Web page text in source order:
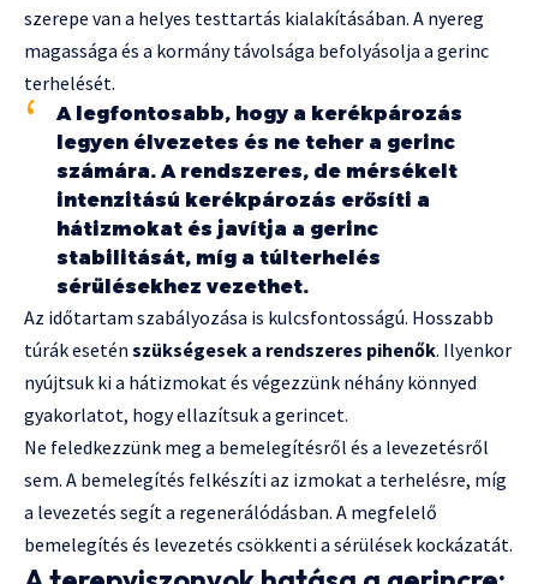
szerepe van a helyes testtartás kialakításában. A nyereg
magassága és a kormány távolsága befolyásolja a gerinc
terhelését.
A legfontosabb, hogy a kerékpározás
legyen élvezetes és ne teher a gerinc
számára. A rendszeres, de mérsékelt
intenzitású kerékpározás erősíti a
hátizmokat és javítja a gerinc
stabilitását, míg a túlterhelés
sérülésekhez vezethet.
Az időtartam szabályozása is kulcsfontosságú. Hosszabb
túrák esetén szükségesek a rendszeres pihenők. Ilyenkor
nyújtsuk ki a hátizmokat és végezzünk néhány könnyed
gyakorlatot, hogy ellazítsuk a gerincet.
Ne feledkezzünk meg a bemelegítésről és a levezetésről
sem. A bemelegítés felkészíti az izmokat a terhelésre, míg
a levezetés segít a regenerálódásban. A megfelelő
bemelegítés és levezetés csökkenti a sérülések kockázatát.